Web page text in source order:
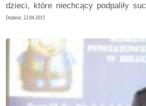
dzieci, które niechcący podpaliły
Dodano: 22.04.2013